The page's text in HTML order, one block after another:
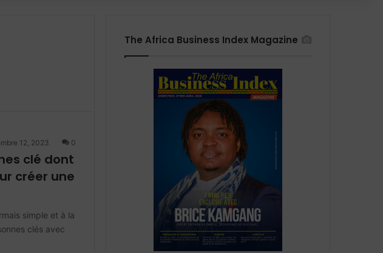
12, 2023 0
clé dont
créer une
simple et à la
clés avec
The Africa Business Index Magazine